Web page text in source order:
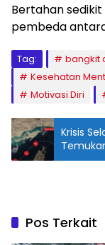
Bertahan
pembeda
Tag: bangkit
Kesehatan
Motivasi Diri
Krisis
Pos Terkait